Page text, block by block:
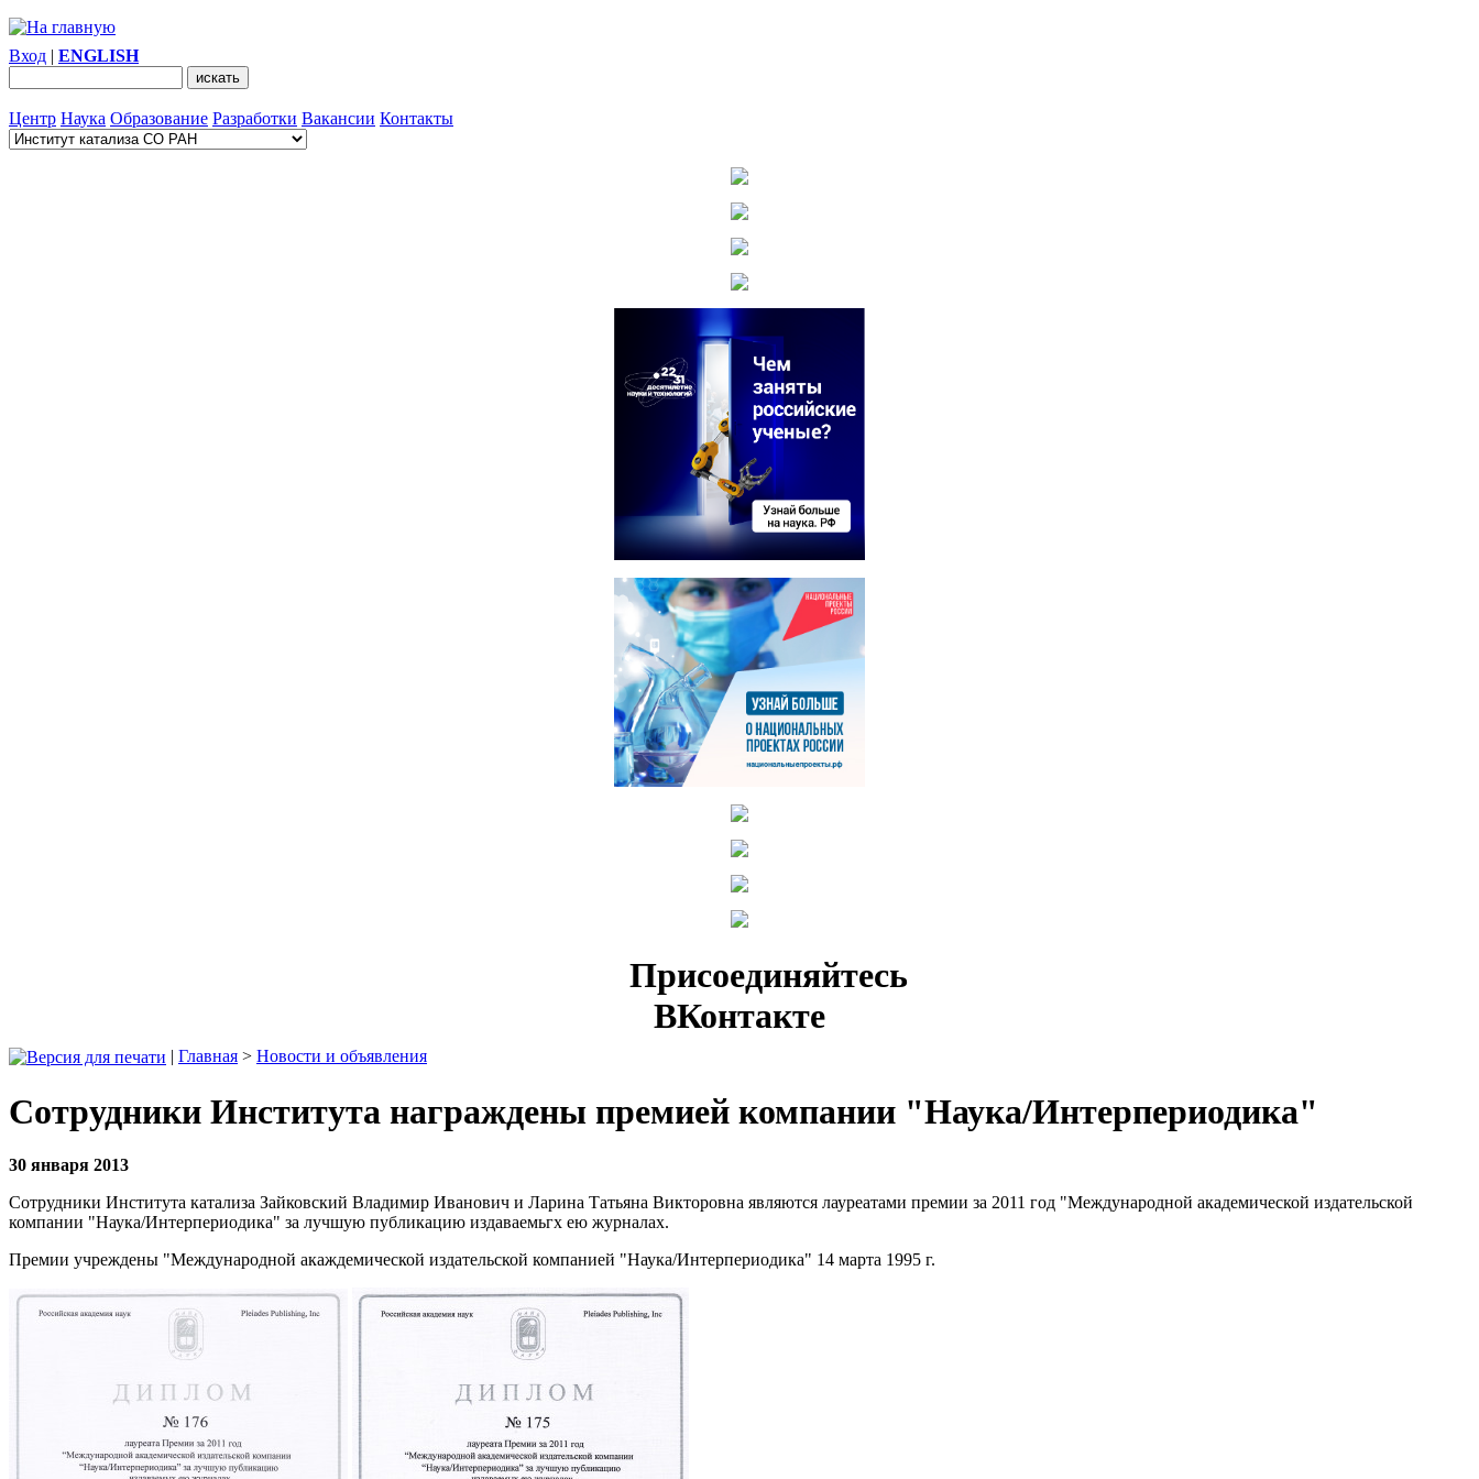
Вход | ENGLISH
Центр Наука Образование Разработки Вакансии Контакты
Присоединяйтесь
ВКонтакте
| Главная > Новости и объявления
Сотрудники Института награждены премией компании "Наука/Интерпериодика"
30 января 2013
Сотрудники Института катализа Зайковский Владимир Иванович и Ларина Татьяна Викторовна являются лауреатами премии за 2011 год "Международной академической издательской
компании "Наука/Интерпериодика" за лучшую публикацию издаваемьгх ею журналах.
Премии учреждены "Международной акаждемической издательской компанией "Наука/Интерпериодика" 14 марта 1995 г.